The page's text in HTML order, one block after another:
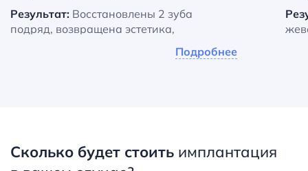
Результат: Восстановлены 2 зуба
подряд, возвращена эстетика,
Установили 2 импланта
Подробнее
Сколько будет стоить имплантация